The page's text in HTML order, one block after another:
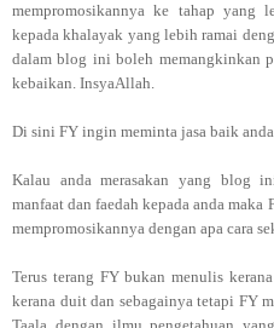
mempromosikannya ke tahap yang
kepada khalayak yang lebih ramai
dalam blog ini boleh memangkinkan
kebaikan. InsyaAllah.
Di sini FY ingin meminta jasa baik anda.
Kalau anda merasakan yang blog
manfaat dan faedah kepada anda maka
mempromosikannya dengan apa cara
Terus terang FY bukan menulis
kerana duit dan sebagainya tetapi FY